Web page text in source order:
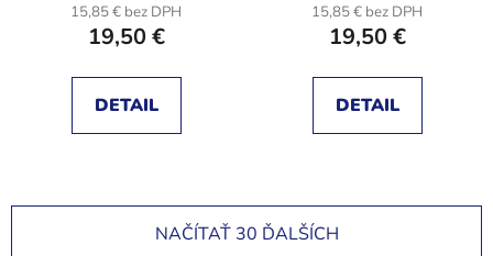
15,85 € bez DPH
19,50 €
DETAIL
15,85 € bez DPH
19,50 €
DETAIL
NAČÍTAŤ 30 ĎALŠÍCH